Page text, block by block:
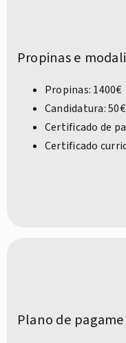
Propinas e
Propinas: 1400€
Candidatura: 50€
Certificado de
Certificado
Plano de